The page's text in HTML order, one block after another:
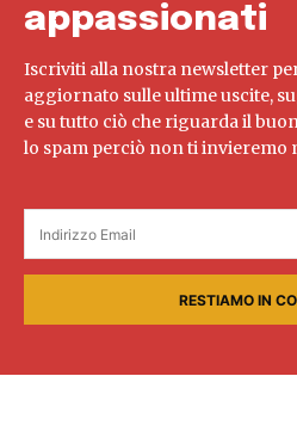
appassionati
Iscriviti alla nostra newsletter
aggiornato sulle ultime uscite,
e su tutto ciò che riguarda il
lo spam perciò non ti invieremo
RESTIAMO IN